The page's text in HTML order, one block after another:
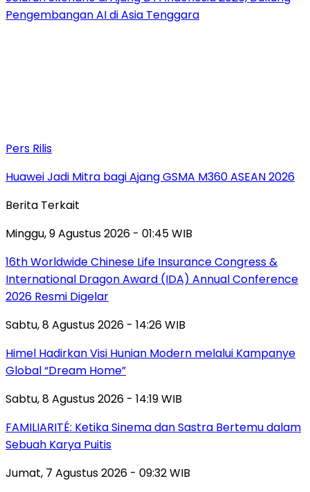
Pengembangan AI di Asia Tenggara
Pers Rilis
Huawei Jadi Mitra bagi Ajang GSMA M360 ASEAN 2026
Berita Terkait
Minggu, 9 Agustus 2026 - 01:45 WIB
16th Worldwide Chinese Life Insurance Congress &
International Dragon Award (IDA) Annual Conference
2026 Resmi Digelar
Sabtu, 8 Agustus 2026 - 14:26 WIB
Himel Hadirkan Visi Hunian Modern melalui Kampanye
Global “Dream Home”
Sabtu, 8 Agustus 2026 - 14:19 WIB
FAMILIARITÉ: Ketika Sinema dan Sastra Bertemu dalam
Sebuah Karya Puitis
Jumat, 7 Agustus 2026 - 09:32 WIB